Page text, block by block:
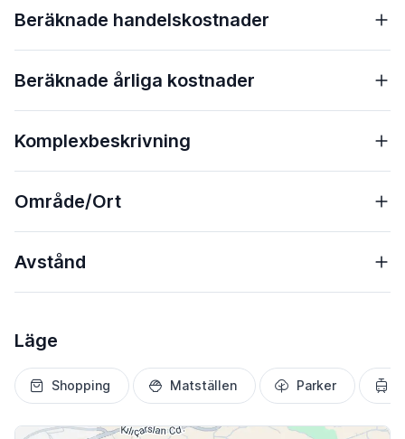
Beräknade handelskostnader
Beräknade årliga kostnader
Komplexbeskrivning
Område/Ort
Avstånd
Läge
Shopping Matställen Parker